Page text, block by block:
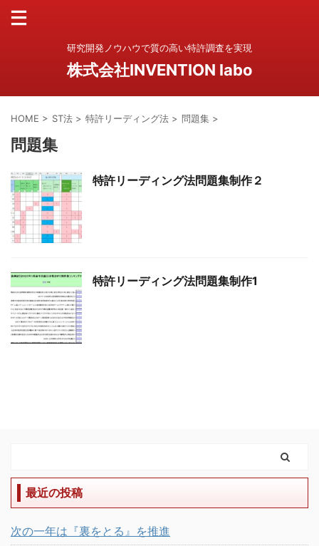
研究開発ノウハウで質の高い特許調査を実現
株式会社INVENTION labo
HOME > ST法 > 特許リーディング法 > 問題集 >
問題集
特許リーディング法問題集制作２
特許リーディング法問題集制作1
最近の投稿
次の一年は『裏をとる』を推進